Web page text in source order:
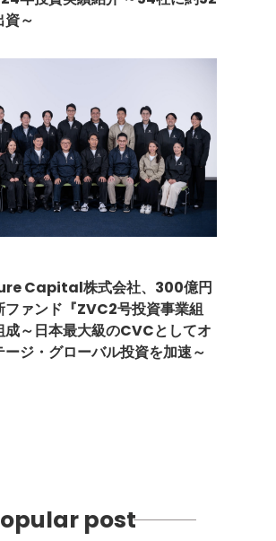
資～
Capital株式会社、300億円
ファンド『ZVC2号投資事業組
成～日本最大級のCVCとしてオ
ージ・グローバル投資を加速～
post